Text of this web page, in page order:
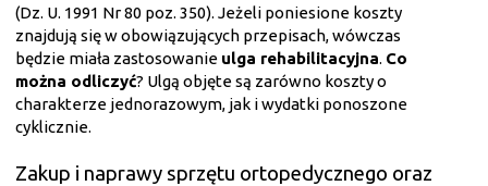
(Dz. U. 1991 Nr 80 poz. 350). Jeżeli poniesione koszty
znajdują się w obowiązujących przepisach, wówczas
będzie miała zastosowanie ulga rehabilitacyjna. Co
można odliczyć? Ulgą objęte są zarówno koszty o
charakterze jednorazowym, jak i wydatki ponoszone
cyklicznie.
Zakup i naprawy sprzętu ortopedycznego oraz